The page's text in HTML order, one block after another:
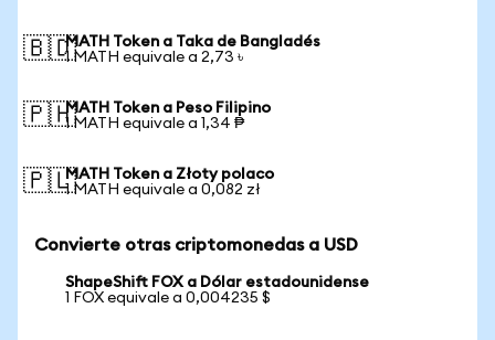
🇧🇩MATH Token a Taka de Bangladés
1 MATH equivale a 2,73 ৳
🇵🇭MATH Token a Peso Filipino
1 MATH equivale a 1,34 ₱
🇵🇱MATH Token a Złoty polaco
1 MATH equivale a 0,082 zł
Convierte otras criptomonedas a USD
ShapeShift FOX a Dólar estadounidense
1 FOX equivale a 0,004235 $